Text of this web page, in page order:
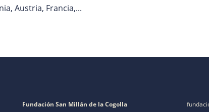
Austria, Francia,...
Fundación San Millán de la Cogolla